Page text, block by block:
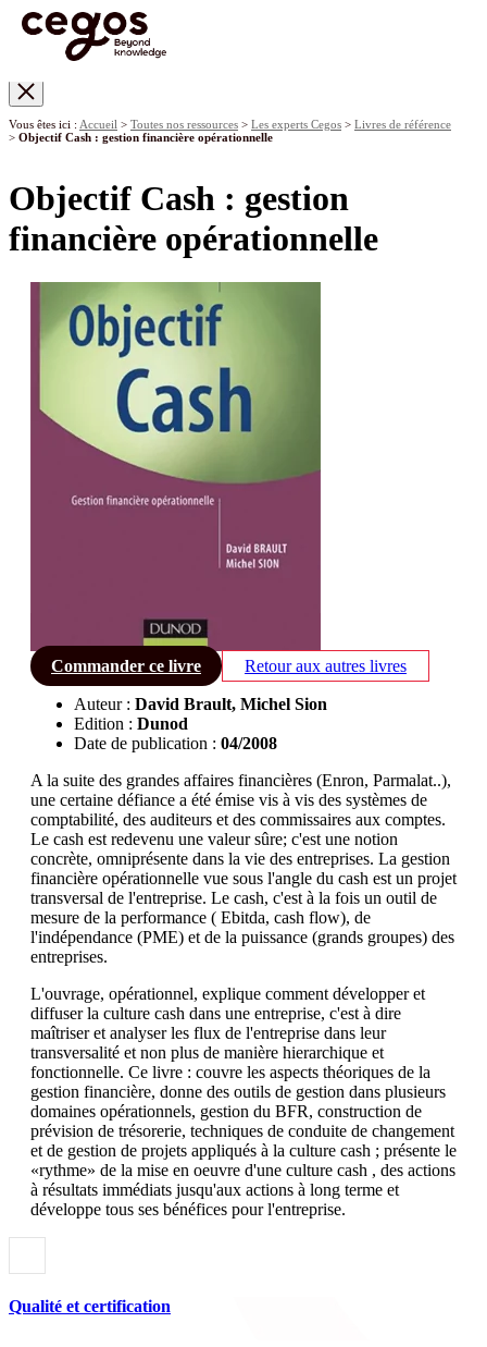
Vous êtes ici : Accueil > Toutes nos ressources > Les experts Cegos > Livres de référence
> Objectif Cash : gestion financière opérationnelle
Objectif Cash : gestion
financière opérationnelle
Commander ce livre Retour aux autres livres
Auteur : David Brault, Michel Sion
Edition : Dunod
Date de publication : 04/2008
A la suite des grandes affaires financières (Enron, Parmalat..),
une certaine défiance a été émise vis à vis des systèmes de
comptabilité, des auditeurs et des commissaires aux comptes.
Le cash est redevenu une valeur sûre; c'est une notion
concrète, omniprésente dans la vie des entreprises. La gestion
financière opérationnelle vue sous l'angle du cash est un projet
transversal de l'entreprise. Le cash, c'est à la fois un outil de
mesure de la performance ( Ebitda, cash flow), de
l'indépendance (PME) et de la puissance (grands groupes) des
entreprises.
L'ouvrage, opérationnel, explique comment développer et
diffuser la culture cash dans une entreprise, c'est à dire
maîtriser et analyser les flux de l'entreprise dans leur
transversalité et non plus de manière hierarchique et
fonctionnelle. Ce livre : couvre les aspects théoriques de la
gestion financière, donne des outils de gestion dans plusieurs
domaines opérationnels, gestion du BFR, construction de
prévision de trésorerie, techniques de conduite de changement
et de gestion de projets appliqués à la culture cash ; présente le
«rythme» de la mise en oeuvre d'une culture cash , des actions
à résultats immédiats jusqu'aux actions à long terme et
développe tous ses bénéfices pour l'entreprise.
Qualité et certification